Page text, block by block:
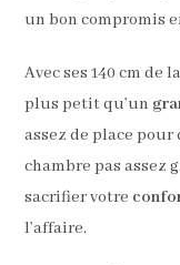
un bon compromis
Avec ses 140 cm de
plus petit qu’un
assez de place pour
chambre pas assez
sacrifier votre
l’affaire.